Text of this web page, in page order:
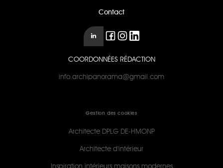
Contact
COORDONNÉES RÉDACTION
info.archipanorama@gmail.com
Gestion des cookies
Architecte DPLG DE-HMONP
Architecte d'intérieur
Inspiration intérieurs maisons modernes